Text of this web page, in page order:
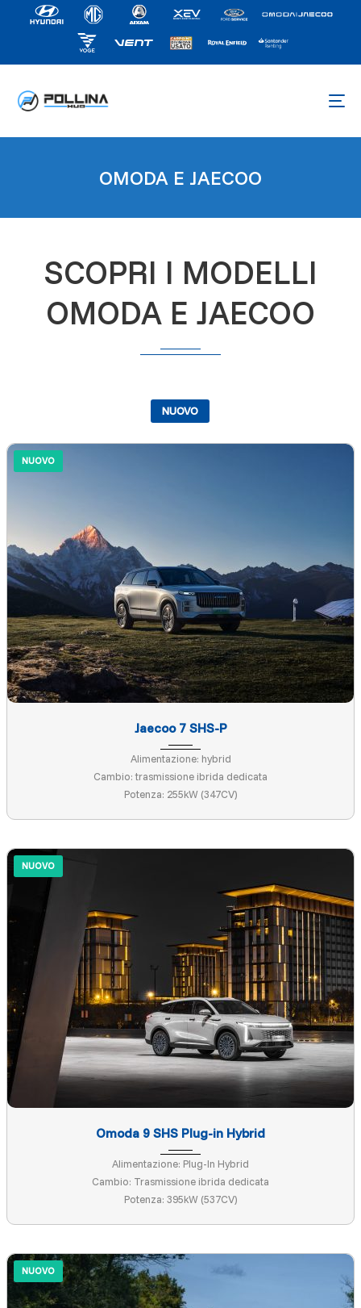
OMODA E JAECOO
SCOPRI I MODELLI
OMODA E JAECOO
NUOVO
NUOVO
Jaecoo 7 SHS-P
Alimentazione: hybrid
Cambio: trasmissione ibrida dedicata
Potenza: 255kW (347CV)
NUOVO
Omoda 9 SHS Plug-in Hybrid
Alimentazione: Plug-In Hybrid
Cambio: Trasmissione ibrida dedicata
Potenza: 395kW (537CV)
NUOVO